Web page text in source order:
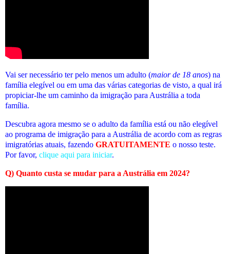
Vai ser necessário ter pelo menos um adulto (maior de 18 anos) na
família elegível ou em uma das várias categorias de visto, a qual irá
propiciar-lhe um caminho da imigração para Austrália a toda
família.
Descubra agora mesmo se o adulto da família está ou não elegível
ao programa de imigração para a Austrália de acordo com as regras
imigratórias atuais, fazendo GRATUITAMENTE o nosso teste.
Por favor, clique aqui para iniciar.
Q) Quanto custa se mudar para a Austrália em 2024?